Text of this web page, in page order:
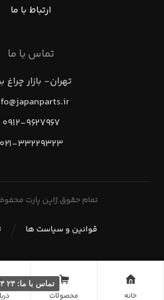
ارتباط با ما
تماس با ما
تهران- بازار چراغ
۰۹۱۲-۹۶۲۷۹۶۷
۰۲۱-۳۳۲۲۹۳۲۳
تمام حقوق ژاپن پارت
قوانین و سیاست ها
خانه محصولات
تماس با ما: ۲۳ ۹۳ ۲۲ ۳۳ - ۰۲۱